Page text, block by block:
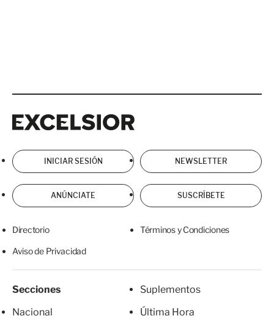
INICIAR SESIÓN NEWSLETTER
ANÚNCIATE SUSCRÍBETE
Directorio Términos y Condiciones
Aviso de Privacidad
Secciones
Nacional
Suplementos
Última Hora